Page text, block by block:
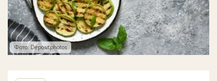
Фото: Depositphotos